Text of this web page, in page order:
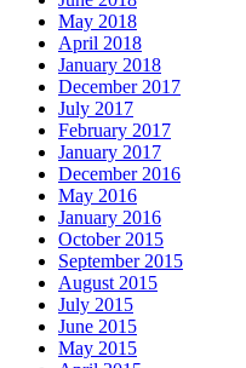
May 2018
April 2018
January 2018
December 2017
July 2017
February 2017
January 2017
December 2016
May 2016
January 2016
October 2015
September 2015
August 2015
July 2015
June 2015
May 2015